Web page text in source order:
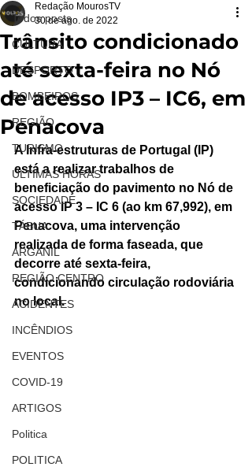
Todos posts
CULTURA
DESPORTO
BOMBEIROS
REGIÃO
TURISMO
ÚLTIMAS HORAS
SOCIEDADE
TÁBUA
ARGANIL
REGIÃO CENTRO
ACIDENTES
INCÊNDIOS
EVENTOS
COVID-19
ARTIGOS
Politica
POLITICA
Trânsito condicionado
até sexta-feira no Nó
de acesso IP3 – IC6, em
Penacova
Redação MourosTV
30 de ago. de 2022
A Infra-estruturas de Portugal (IP)
está a realizar trabalhos de
beneficiação do pavimento no Nó de
acesso IP 3 – IC 6 (ao km 67,992), em
Penacova, uma intervenção
realizada de forma faseada, que
decorre até sexta-feira,
condicionando circulação rodoviária
no local.